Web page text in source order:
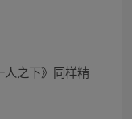
之下》同样精